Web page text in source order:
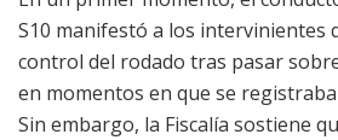
S10 manifestó a los intervinientes
control del rodado tras pasar
en momentos en que se
Sin embargo, la Fiscalía sostiene